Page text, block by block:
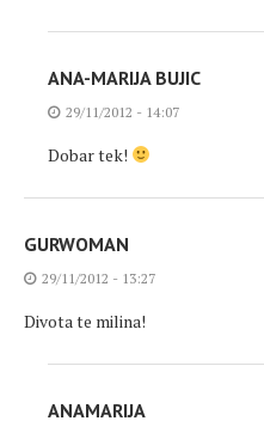
ANA-MARIJA BUJIC
29/11/2012 - 14:07
Dobar tek!
GURWOMAN
29/11/2012 - 13:27
Divota te milina!
ANAMARIJA